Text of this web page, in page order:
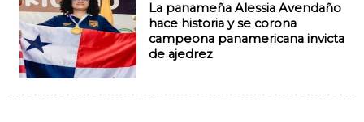
La panameña Alessia Avendaño
hace historia y se corona
campeona panamericana invicta
de ajedrez